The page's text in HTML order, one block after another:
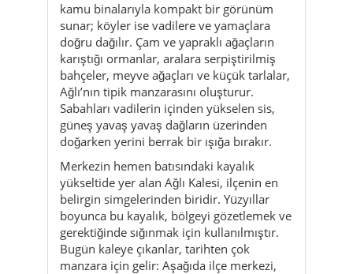
Ağlı’nın tipik manzarasını oluşturur.
Sabahları vadilerin içinden yükselen sis,
güneş yavaş yavaş dağların üzerinden
doğarken yerini berrak bir ışığa bırakır.
Merkezin hemen batısındaki kayalık
yükseltide yer alan Ağlı Kalesi, ilçenin en
belirgin simgelerinden biridir. Yüzyıllar
boyunca bu kayalık, bölgeyi gözetlemek ve
gerektiğinde sığınmak için kullanılmıştır.
Bugün kaleye çıkanlar, tarihten çok
manzara için gelir: Aşağıda ilçe merkezi,
çevrede ormanlar, uzaklarda başka
yamaçlar görünür; rüzgâr hafif esiyorsa,
insanın içi de bu manzarayla birlikte
ferahlar.